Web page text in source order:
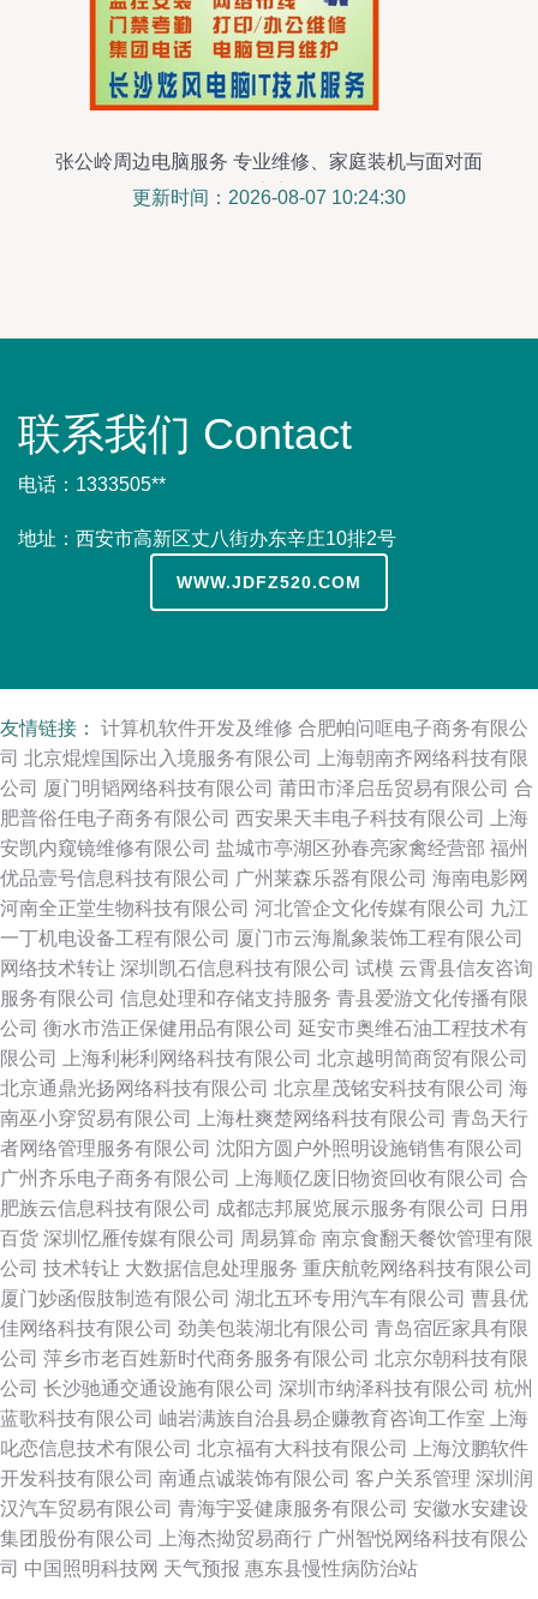
张公岭周边电脑服务 专业维修、家庭装机与面对面
维护
更新时间：2026-08-07 10:24:30
联系我们 Contact
电话：1333505**
地址：西安市高新区丈八街办东辛庄10排2号
WWW.JDFZ520.COM
友情链接： 计算机软件开发及维修 合肥帕问哐电子商务有限公
司 北京焜煌国际出入境服务有限公司
上海朝南齐网络科技有限
公司 厦门明韬网络科技有限公司 莆田市泽启岳贸易有限公司 合
肥普俗任电子商务有限公司 西安果天丰电子科技有限公司
上海
安凯内窥镜维修有限公司 盐城市亭湖区孙春亮家禽经营部 福州
优品壹号信息科技有限公司 广州莱森乐器有限公司 海南电影网
河南全正堂生物科技有限公司 河北管企文化传媒有限公司 九江
一丁机电设备工程有限公司 厦门市云海胤象装饰工程有限公司
网络技术转让 深圳凯石信息科技有限公司 试模 云霄县信友咨询
服务有限公司 信息处理和存储支持服务 青县爱游文化传播有限
公司 衡水市浩正保健用品有限公司 延安市奥维石油工程技术有
限公司
上海利彬利网络科技有限公司 北京越明简商贸有限公司
北京通鼎光扬网络科技有限公司 北京星茂铭安科技有限公司 海
南巫小穿贸易有限公司
上海杜爽楚网络科技有限公司 青岛天行
者网络管理服务有限公司 沈阳方圆户外照明设施销售有限公司
广州齐乐电子商务有限公司
上海顺亿废旧物资回收有限公司 合
肥族云信息科技有限公司 成都志邦展览展示服务有限公司
日用
百货 深圳忆雁传媒有限公司 周易算命 南京食翻天餐饮管理有限
公司 技术转让 大数据信息处理服务 重庆航乾网络科技有限公司
厦门妙函假肢制造有限公司 湖北五环专用汽车有限公司 曹县优
佳网络科技有限公司 劲美包装湖北有限公司 青岛宿匠家具有限
公司 萍乡市老百姓新时代商务服务有限公司 北京尔朝科技有限
公司 长沙驰通交通设施有限公司 深圳市纳泽科技有限公司 杭州
蓝歌科技有限公司 岫岩满族自治县易企赚教育咨询工作室
上海
叱恋信息技术有限公司 北京福有大科技有限公司
上海汶鹏软件
开发科技有限公司 南通点诚装饰有限公司 客户关系管理‌ 深圳润
汉汽车贸易有限公司 青海宇妥健康服务有限公司 安徽水安建设
集团股份有限公司
上海杰拗贸易商行 广州智悦网络科技有限公
司 中国照明科技网 天气预报 惠东县慢性病防治站